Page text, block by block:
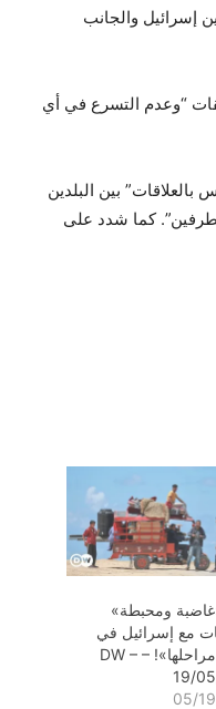
إسرائيل والجانب
“وعدم التسرع في أي
بين البلدين
كما شدد على
ومحبطة»
مع إسرائيل في
«أسوأ مراحلها»! – DW –
19/
05/